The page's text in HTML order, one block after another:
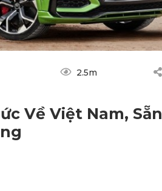
2.5m
Về Việt Nam, Sẵn